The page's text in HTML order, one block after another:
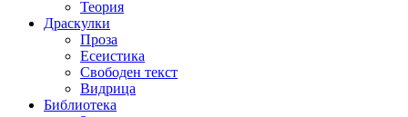
Теория
Драскулки
Проза
Есеистика
Свободен текст
Видрица
Библиотека